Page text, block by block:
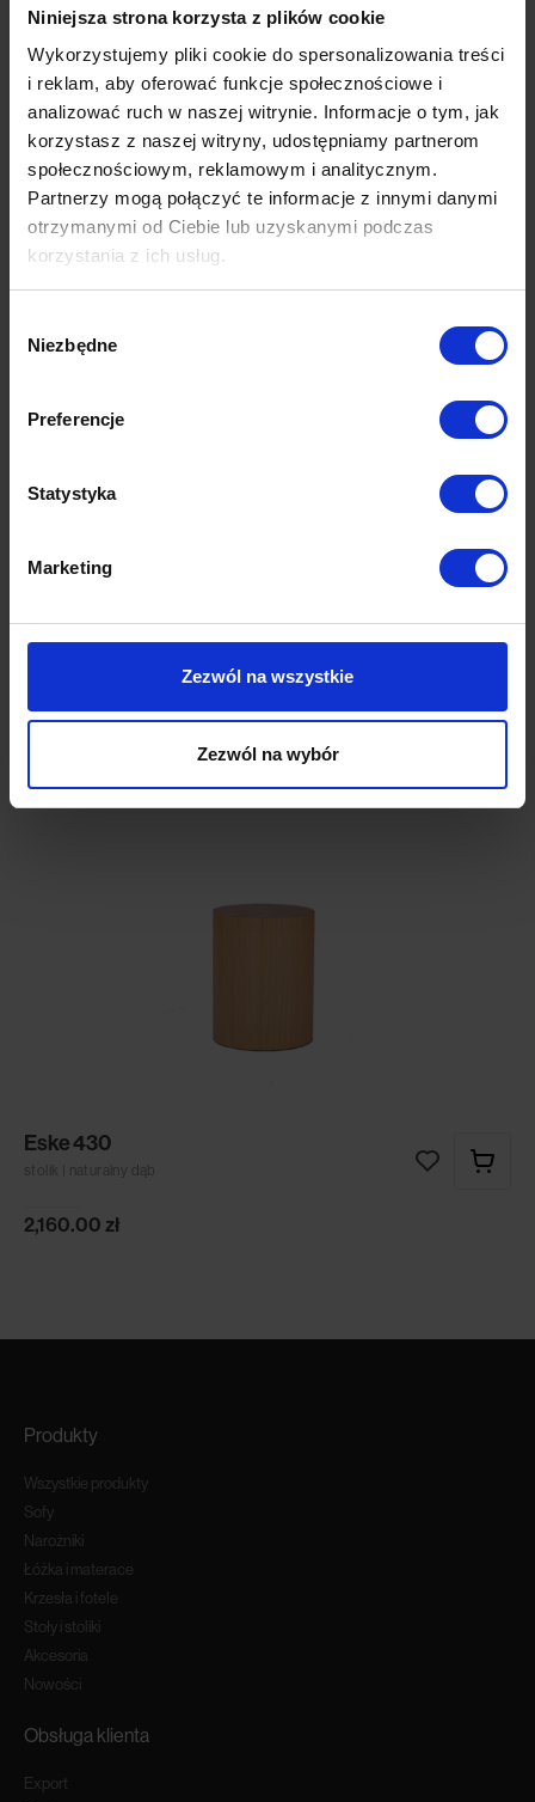
Niniejsza strona korzysta z plików cookie
Wykorzystujemy pliki cookie do spersonalizowania treści
i reklam, aby oferować funkcje społecznościowe i
analizować ruch w naszej witrynie. Informacje o tym, jak
korzystasz z naszej witryny, udostępniamy partnerom
społecznościowym, reklamowym i analitycznym.
Partnerzy mogą połączyć te informacje z innymi danymi
otrzymanymi od Ciebie lub uzyskanymi podczas
korzystania z ich usług.
zgody
Niezbędne
Preferencje
Statystyka
Marketing
Zezwól na wszystkie
Zezwól na wybór
Produkty z tej samej kolekcji
stolik | naturalny dąb
Produkty w tej samej konfiguracji
Eske 430
stolik | naturalny dąb
2,160.00 zł
Produkty
Wszystkie produkty
Sofy
Narożniki
Łóżka i materace
Krzesła i fotele
Stoły i stoliki
Akcesoria
Nowości
Obsługa klienta
Export